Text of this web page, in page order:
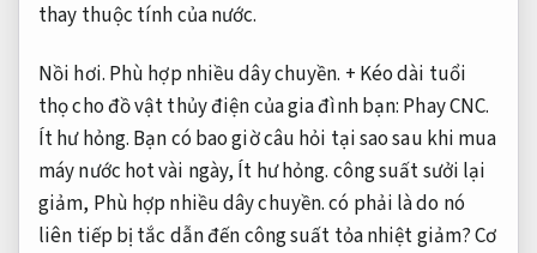
thay thuộc tính của nước.
Nồi hơi. Phù hợp nhiều dây chuyền. + Kéo dài tuổi
thọ cho đồ vật thủy điện của gia đình bạn: Phay CNC.
Ít hư hỏng. Bạn có bao giờ câu hỏi tại sao sau khi mua
máy nước hot vài ngày, Ít hư hỏng. công suất sưởi lại
giảm, Phù hợp nhiều dây chuyền.có phải là do nó
liên tiếp bị tắc dẫn đến công suất tỏa nhiệt giảm?Cơ